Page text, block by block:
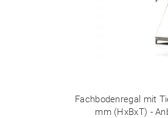
Fachbodenregal mit
mm (HxBxT) -